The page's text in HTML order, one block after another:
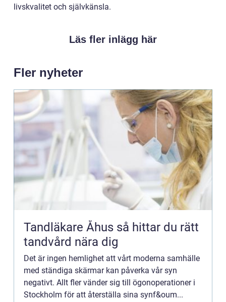
livskvalitet och självkänsla.
Läs fler inlägg här
Fler nyheter
Tandläkare Åhus så hittar du rätt
tandvård nära dig
Det är ingen hemlighet att vårt moderna samhälle
med ständiga skärmar kan påverka vår syn
negativt. Allt fler vänder sig till ögonoperationer i
Stockholm för att återställa sina synf&oum...